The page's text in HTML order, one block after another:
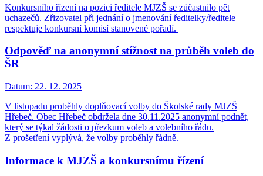
Konkursního řízení na pozici ředitele MJZŠ se zúčastnilo pět
uchazečů. Zřizovatel při jednání o jmenování ředitelky/ředitele
respektuje konkursní komisí stanovené pořadí.
Odpověď na anonymní stížnost na průběh voleb do
ŠR
Datum: 22. 12. 2025
V listopadu proběhly doplňovací volby do Školské rady MJZŠ
Hřebeč. Obec Hřebeč obdržela dne 30.11.2025 anonymní podnět,
který se týkal žádosti o přezkum voleb a volebního řádu.
Z prošetření vyplývá, že volby proběhly řádně.
Informace k MJZŠ a konkursnímu řízení